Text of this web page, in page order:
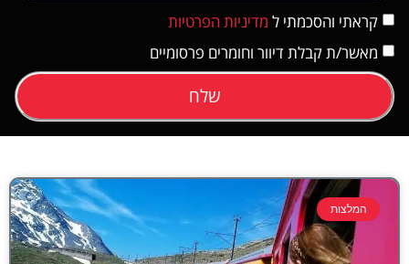
קראתי והסכמתי ל מדיניות הפרטיות
מאשר/ת קבלת דיוור וחומרים פרסומיים
שלח
המלצות